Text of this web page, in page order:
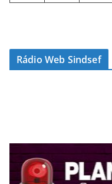
Rádio Web Sindsef